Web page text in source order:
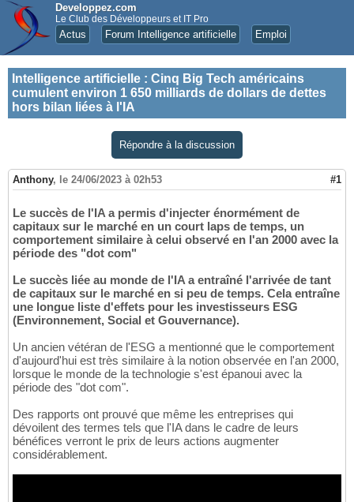
Developpez.com
Le Club des Développeurs et IT Pro
Actus Forum Intelligence artificielle Emploi
Intelligence artificielle : Cinq Big Tech américains
cumulent environ 1 650 milliards de dollars de dettes
hors bilan liées à l'IA
Répondre à la discussion
Anthony, le 24/06/2023 à 02h53 #1
Le succès de l'IA a permis d'injecter énormément de
capitaux sur le marché en un court laps de temps, un
comportement similaire à celui observé en l'an 2000 avec la
période des "dot com"
Le succès liée au monde de l'IA a entraîné l'arrivée de tant
de capitaux sur le marché en si peu de temps. Cela entraîne
une longue liste d'effets pour les investisseurs ESG
(Environnement, Social et Gouvernance).
Un ancien vétéran de l'ESG a mentionné que le comportement
d'aujourd'hui est très similaire à la notion observée en l'an 2000,
lorsque le monde de la technologie s'est épanoui avec la
période des "dot com".
Des rapports ont prouvé que même les entreprises qui
dévoilent des termes tels que l'IA dans le cadre de leurs
bénéfices verront le prix de leurs actions augmenter
considérablement.